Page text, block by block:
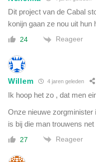
Dit project van de Cabal
konijn gaan ze nou uit
24 Reageer
Willem 4 jaren geleden
Ik hoop het zo , dat men
Onze nieuwe
is bij die man trouwens
27 Reageer